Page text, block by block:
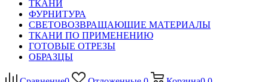
ТКАНИ
ФУРНИТУРА
СВЕТОВОЗВРАЩАЮЩИЕ МАТЕРИАЛЫ
ТКАНИ ПО ПРИМЕНЕНИЮ
ГОТОВЫЕ ОТРЕЗЫ
ОБРАЗЦЫ